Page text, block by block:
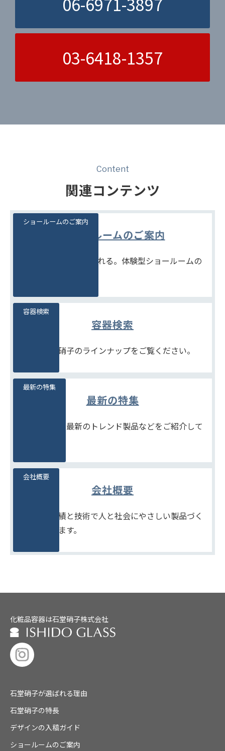
03-6418-1357
Content
関連コンテンツ
ショールームのご案内
見て、触れて、比べられる。体験型ショールームの
ショールームのご案内
容器検索
豊富な石堂硝子のラインナップをご覧ください。
容器検索
最新の特集
季節商品や、最新のトレンド製品などをご紹介して
最新の特集
会社概要
たしかな実績と技術で人と社会にやさしい製品づく
りをめざします。
会社概要
化粧品容器は石堂硝子株式会社
石堂硝子が選ばれる理由
石堂硝子の特長
デザインの入稿ガイド
ショールームのご案内